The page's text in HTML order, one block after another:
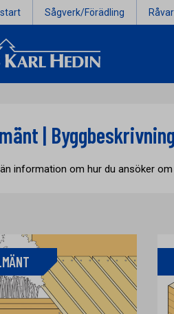
Sågverk/Förädling
|
information om hur du ansöker